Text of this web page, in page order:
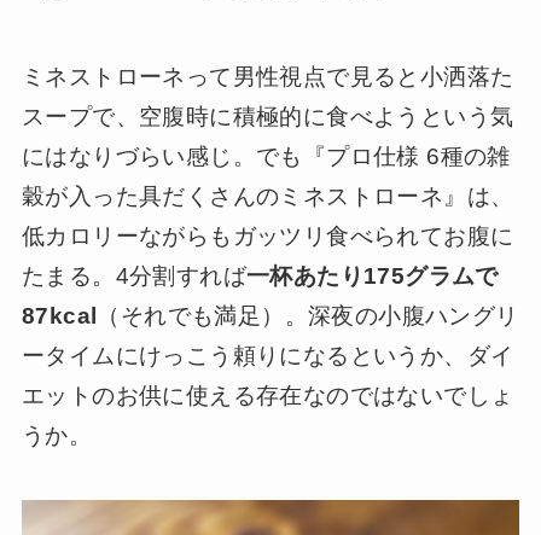
ミネストローネって男性視点で見ると小洒落た
スープで、空腹時に積極的に食べようという気
にはなりづらい感じ。でも『プロ仕様 6種の雑
穀が入った具だくさんのミネストローネ』は、
低カロリーながらもガッツリ食べられてお腹に
たまる。4分割すれば一杯あたり175グラムで
87kcal （それでも満足）。深夜の小腹ハングリ
ータイムにけっこう頼りになるというか、ダイ
エットのお供に使える存在なのではないでしょ
うか。